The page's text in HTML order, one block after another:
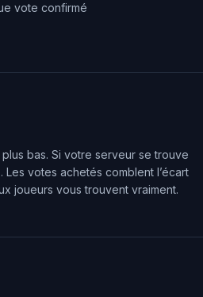
vote confirmé
bas. Si votre serveur se trouve
Les votes achetés comblent l’écart
joueurs vous trouvent vraiment.